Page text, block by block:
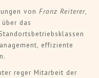
von Franz Reiterer,
das
effiziente
reger Mitarbeit der